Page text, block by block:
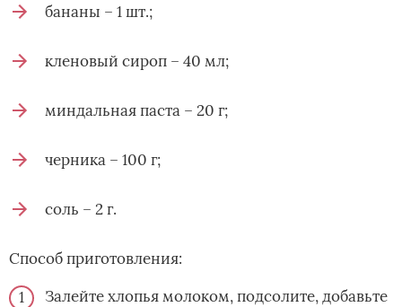
бананы – 1 шт.;
кленовый сироп – 40 мл;
миндальная паста – 20 г;
черника – 100 г;
соль – 2 г.
Способ приготовления:
Залейте хлопья молоком, подсолите, добавьте